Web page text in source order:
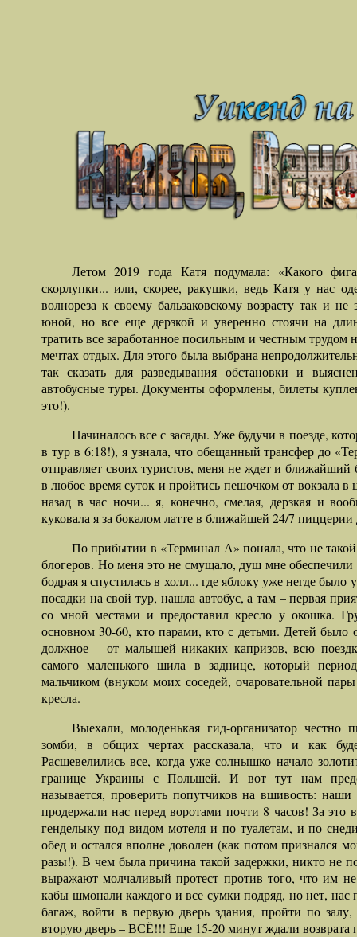
Летом 2019 года Катя подумала: «Какого
скорлупки... или, скорее, ракушки, ведь Катя у нас
волнореза к своему бальзаковскому возрасту так и
юной, но все еще дерзкой и уверенно стоячи на
тратить все заработанное посильным и честным
мечтах отдых. Для этого была выбрана
так сказать для разведывания обстановки и
автобусные туры. Документы оформлены, билеты
это!).
Начиналось все с засады. Уже будучи в поезде,
в тур в 6:18!), я узнала, что обещанный трансфер до
отправляет своих туристов, меня не ждет и
в любое время суток и пройтись пешочком от вокзала в
назад в час ночи... я, конечно, смелая, дерзкая и
куковала я за бокалом латте в ближайшей 24/7
По прибытии в «Терминал А» поняла, что не
блогеров. Но меня это не смущало, душ мне обеспечили
бодрая я спустилась в холл... где яблоку уже негде
посадки на свой тур, нашла автобус, а там – первая
со мной местами и предоставил кресло у окошка.
основном 30-60, кто парами, кто с детьми. Детей было
должное – от малышей никаких капризов, всю
самого маленького шила в заднице, который
мальчиком (внуком моих соседей, очаровательной
кресла.
Выехали, молоденькая гид-организатор честно
зомби, в общих чертах рассказала, что и как
Расшевелились все, когда уже солнышко начало
границе Украины с Польшей. И вот тут нам
называется, проверить попутчиков на вшивость:
продержали нас перед воротами почти 8 часов! За это
генделыку под видом мотеля и по туалетам, и по
обед и остался вполне доволен (как потом признался
разы!). В чем была причина такой задержки, никто не
выражают молчаливый протест против того, что им
кабы шмонали каждого и все сумки подряд, но нет, нас
багаж, войти в первую дверь здания, пройти по
вторую дверь – ВСЁ!!! Еще 15-20 минут ждали возврата